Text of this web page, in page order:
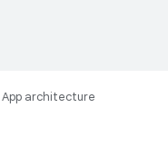
App architecture